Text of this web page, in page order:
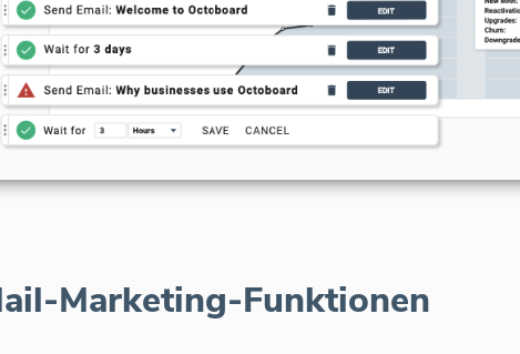
Marketing-Funktionen